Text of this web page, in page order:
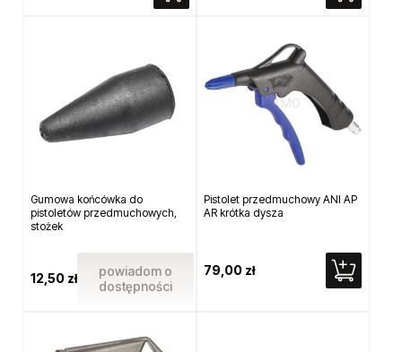
Gumowa końcówka do
pistoletów przedmuchowych,
stożek
12,50 zł
powiadom o
dostępności
Pistolet przedmuchowy ANI AP
AR krótka dysza
79,00 zł